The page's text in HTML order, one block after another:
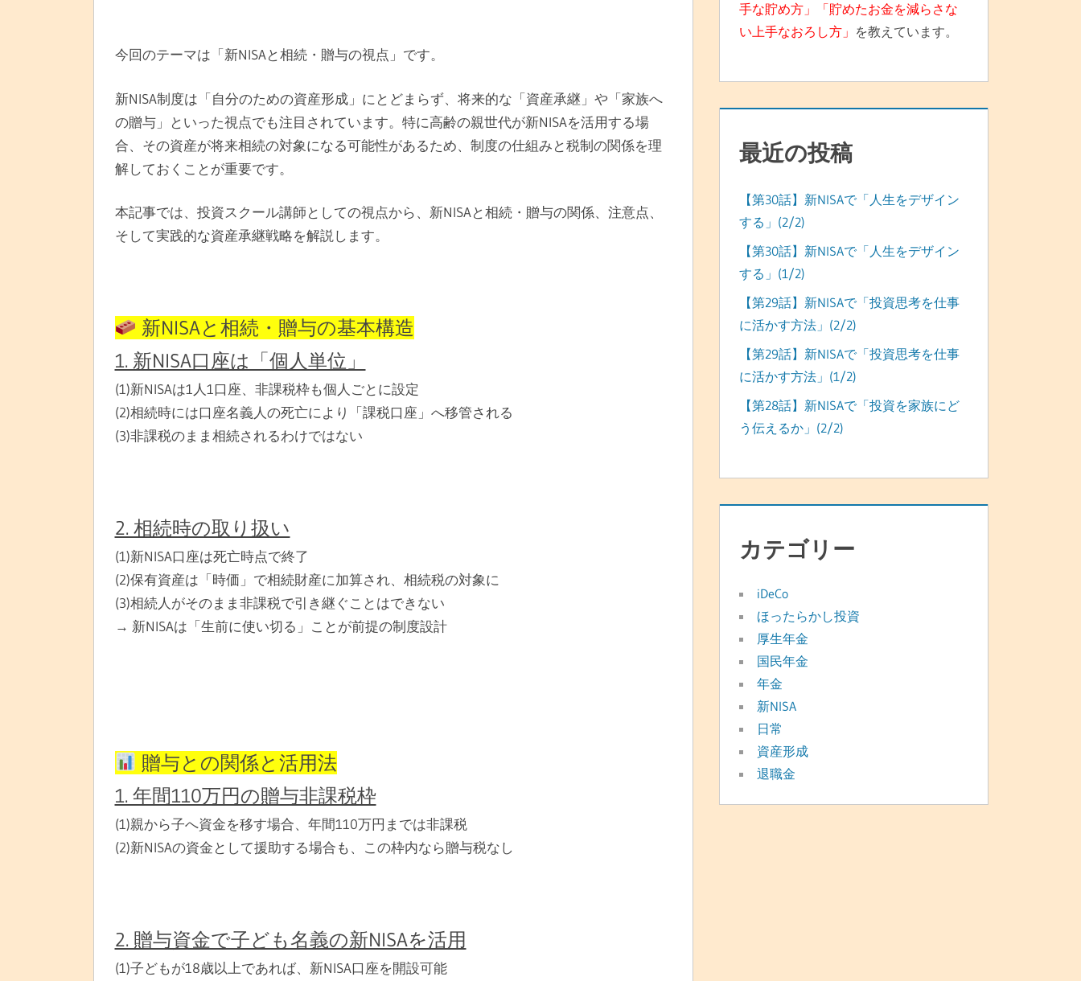
今回のテーマは「新NISAと相続・贈与の視点」です。
新NISA制度は「自分のための資産形成」にとどまらず、将来的な「資産承継」や「家族へ
の贈与」といった視点でも注目されています。特に高齢の親世代が新NISAを活用する場
合、その資産が将来相続の対象になる可能性があるため、制度の仕組みと税制の関係を理
解しておくことが重要です。
本記事では、投資スクール講師としての視点から、新NISAと相続・贈与の関係、注意点、
そして実践的な資産承継戦略を解説します。
新NISAと相続・贈与の基本構造
1. 新NISA口座は「個人単位」
(1)新NISAは1人1口座、非課税枠も個人ごとに設定
(2)相続時には口座名義人の死亡により「課税口座」へ移管される
(3)非課税のまま相続されるわけではない
2. 相続時の取り扱い
(1)新NISA口座は死亡時点で終了
(2)保有資産は「時価」で相続財産に加算され、相続税の対象に
(3)相続人がそのまま非課税で引き継ぐことはできない
→ 新NISAは「生前に使い切る」ことが前提の制度設計
贈与との関係と活用法
1. 年間110万円の贈与非課税枠
(1)親から子へ資金を移す場合、年間110万円までは非課税
(2)新NISAの資金として援助する場合も、この枠内なら贈与税なし
2. 贈与資金で子ども名義の新NISAを活用
(1)子どもが18歳以上であれば、新NISA口座を開設可能
手な貯め方」「貯めたお金を減らさな
い上手なおろし方」 を教えています。
最近の投稿
【第30話】新NISAで「人生をデザイン
する」(2/2)
【第30話】新NISAで「人生をデザイン
する」(1/2)
【第29話】新NISAで「投資思考を仕事
に活かす方法」(2/2)
【第29話】新NISAで「投資思考を仕事
に活かす方法」(1/2)
【第28話】新NISAで「投資を家族にど
う伝えるか」(2/2)
カテゴリー
iDeCo
ほったらかし投資
厚生年金
国民年金
年金
新NISA
日常
資産形成
退職金